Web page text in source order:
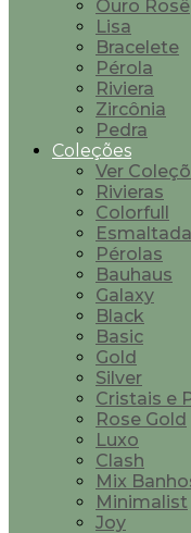
Ouro Rosê
Lisa
Bracelete
Pérola
Riviera
Zircônia
Pedra
Coleções
Ver
Rivieras
Colorfull
Esmaltada
Pérolas
Bauhaus
Galaxy
Black
Basic
Gold
Silver
Cristais e
Rose Gold
Luxo
Clash
Mix
Minimalist
Joy